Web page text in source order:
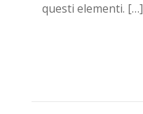
questi elementi. […]